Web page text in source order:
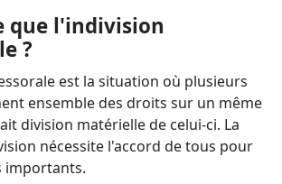
que l'indivision
?
est la situation où plusieurs
ensemble des droits sur un même
division matérielle de celui-ci. La
nécessite l'accord de tous pour
importants.